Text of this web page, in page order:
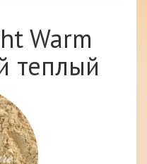
Warm
теплый